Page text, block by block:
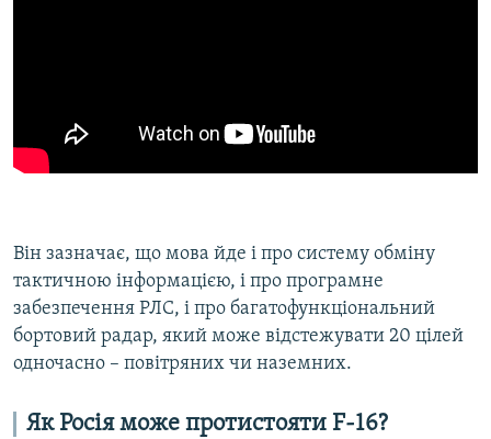
Він зазначає, що мова йде і про систему обміну
тактичною інформацією, і про програмне
забезпечення РЛС, і про багатофункціональний
бортовий радар, який може відстежувати 20 цілей
одночасно – повітряних чи наземних.
Як Росія може протистояти F-16?